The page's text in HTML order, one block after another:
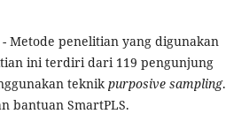
- Metode penelitian yang digunakan
ini terdiri dari 119 pengunjung
teknikpurposive sampling.
bantuan SmartPLS.